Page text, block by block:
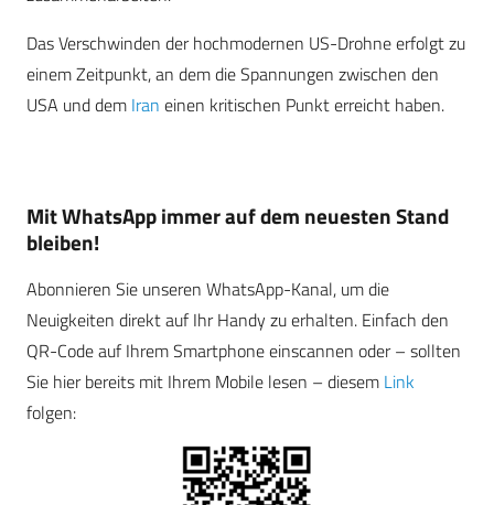
Das Verschwinden der hochmodernen US-Drohne erfolgt zu
einem Zeitpunkt, an dem die Spannungen zwischen den
USA und dem Iran einen kritischen Punkt erreicht haben.
Mit WhatsApp immer auf dem neuesten Stand
bleiben!
Abonnieren Sie unseren WhatsApp-Kanal, um die
Neuigkeiten direkt auf Ihr Handy zu erhalten. Einfach den
QR-Code auf Ihrem Smartphone einscannen oder – sollten
Sie hier bereits mit Ihrem Mobile lesen – diesem Link
folgen: